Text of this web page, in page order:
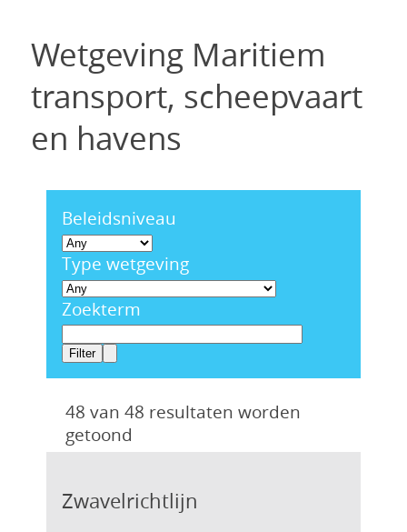
Wetgeving Maritiem
transport, scheepvaart
en havens
Beleidsniveau
Type wetgeving
Zoekterm
48 van 48 resultaten worden
getoond
Zwavelrichtlijn